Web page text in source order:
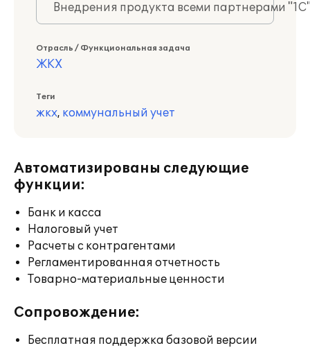
Внедрения продукта всеми партнерами
Отрасль / Функциональная задача
ЖКХ
Теги
жкх, коммунальный учет
Автоматизированы следующие
функции:
Банк и касса
Налоговый учет
Расчеты с контрагентами
Регламентированная отчетность
Товарно-материальные ценности
Сопровождение:
Бесплатная поддержка базовой версии